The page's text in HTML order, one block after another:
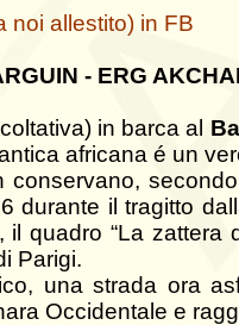
noi allestito) in FB
- ERG
in barca al
africana é un
conservano,
durante il tragitto
quadro “La
Parigi.
una strada ora
Occidentale e